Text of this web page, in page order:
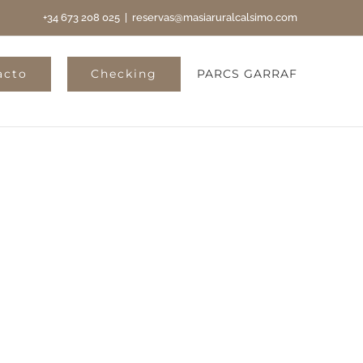
+34 673 208 025 reservas@masiaruralcalsimo.com
Checking PARCS GARRAF